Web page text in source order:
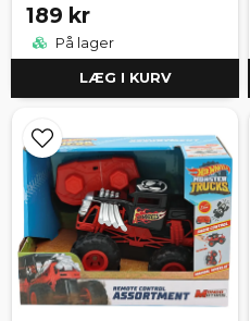
189 kr
På lager
LÆG I KURV